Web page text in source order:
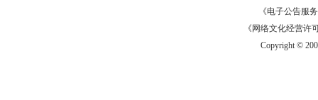
《电子公告服务
《网络文化经营许
Copyright ©